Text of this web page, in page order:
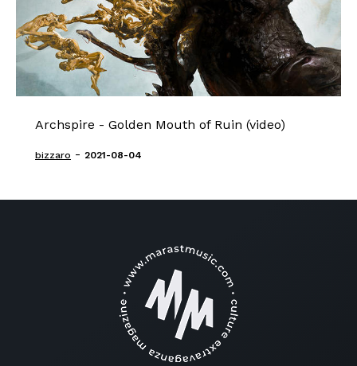
Archspire - Golden Mouth of Ruin (video)
bizzaro - 2021-08-04